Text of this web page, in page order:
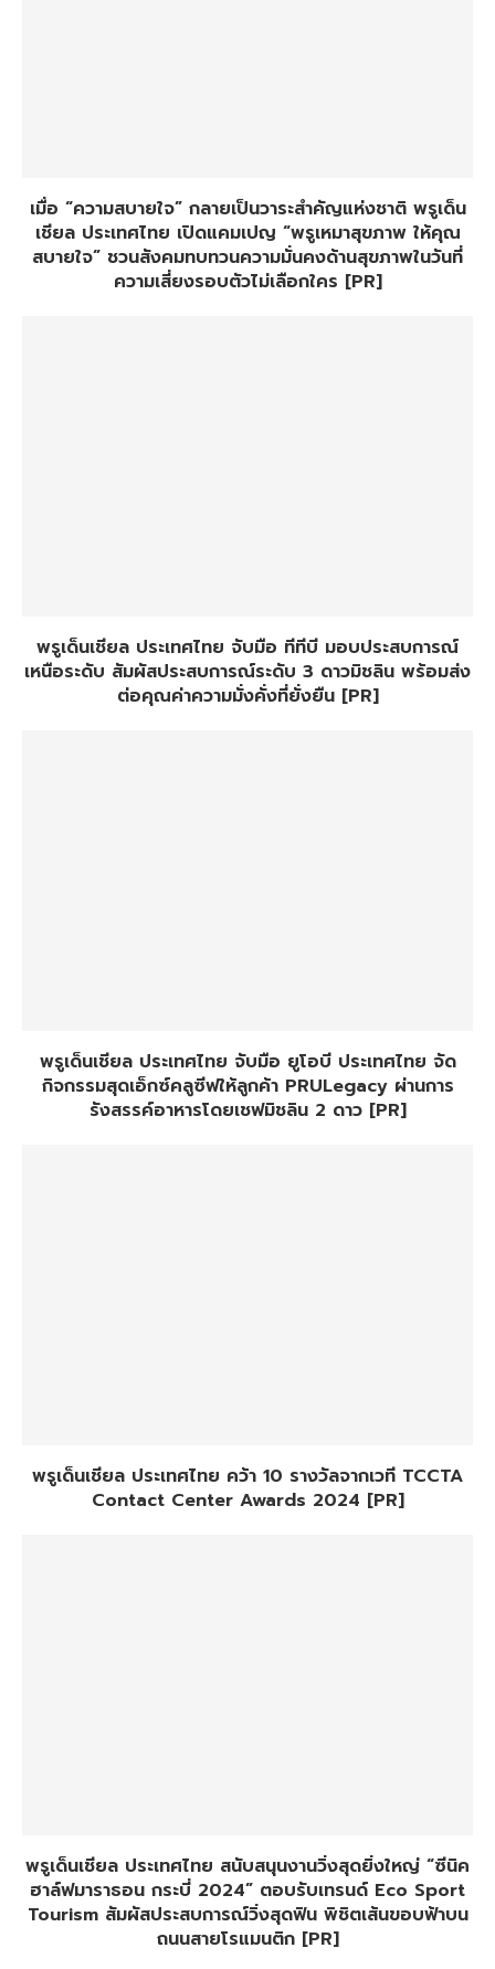
เมื่อ “ความสบายใจ” กลายเป็นวาระสำคัญแห่งชาติ พรูเด็น
เชียล ประเทศไทย เปิดแคมเปญ “พรูเหมาสุขภาพ ให้คุณ
สบายใจ” ชวนสังคมทบทวนความมั่นคงด้านสุขภาพในวันที่
ความเสี่ยงรอบตัวไม่เลือกใคร [PR]
พรูเด็นเชียล ประเทศไทย จับมือ ทีทีบี มอบประสบการณ์
เหนือระดับ สัมผัสประสบการณ์ระดับ 3 ดาวมิชลิน พร้อมส่ง
ต่อคุณค่าความมั่งคั่งที่ยั่งยืน [PR]
พรูเด็นเชียล ประเทศไทย จับมือ ยูโอบี ประเทศไทย จัด
กิจกรรมสุดเอ็กซ์คลูซีฟให้ลูกค้า PRULegacy ผ่านการ
รังสรรค์อาหารโดยเชฟมิชลิน 2 ดาว [PR]
พรูเด็นเชียล ประเทศไทย คว้า 10 รางวัลจากเวที TCCTA
Contact Center Awards 2024 [PR]
พรูเด็นเชียล ประเทศไทย สนับสนุนงานวิ่งสุดยิ่งใหญ่ “ซีนิค
ฮาล์ฟมาราธอน กระบี่ 2024” ตอบรับเทรนด์ Eco Sport
Tourism สัมผัสประสบการณ์วิ่งสุดฟิน พิชิตเส้นขอบฟ้าบน
ถนนสายโรแมนติก [PR]